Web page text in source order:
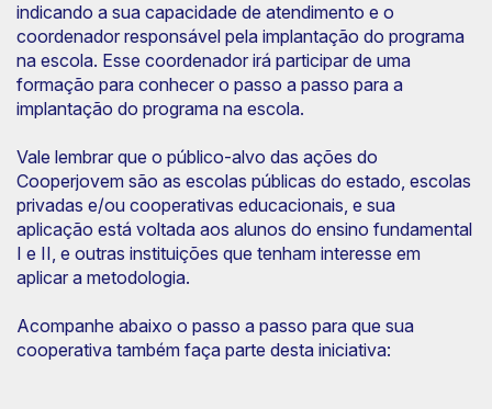
indicando a sua capacidade de atendimento e o
coordenador responsável pela implantação do programa
na escola. Esse coordenador irá participar de uma
formação para conhecer o passo a passo para a
implantação do programa na escola.
Vale lembrar que o público-alvo das ações do
Cooperjovem são as escolas públicas do estado, escolas
privadas e/ou cooperativas educacionais, e sua
aplicação está voltada aos alunos do ensino fundamental
I e II, e outras instituições que tenham interesse em
aplicar a metodologia.
Acompanhe abaixo o passo a passo para que sua
cooperativa também faça parte desta iniciativa: